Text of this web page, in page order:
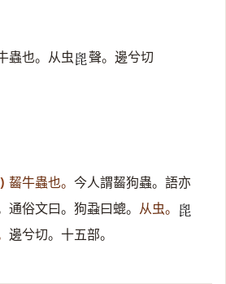
蟲也。从虫𣬉 聲。邊兮切
齧牛蟲也。 今人謂齧狗蟲。語亦
通俗文曰。狗蝨曰螕。 从虫。 𣬉
邊兮切。十五部。